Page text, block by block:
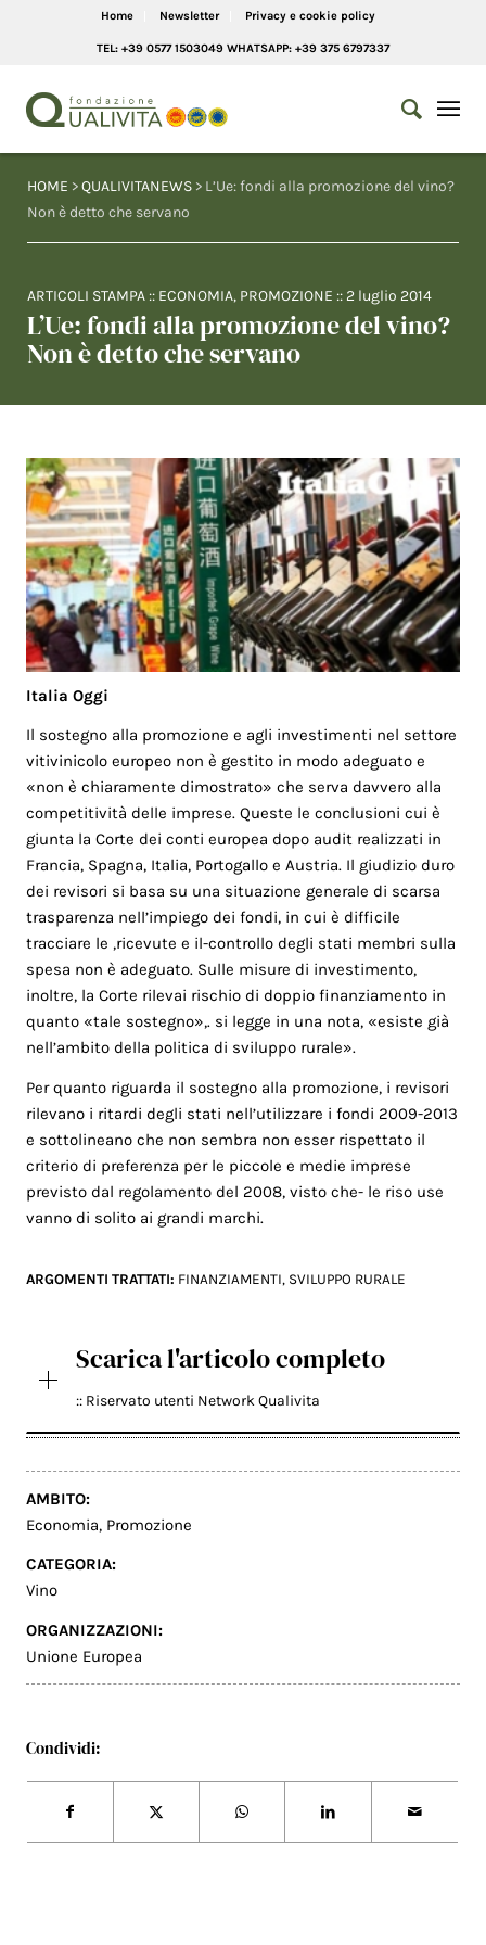
Home Newsletter Privacy e cookie policy
TEL: +39 0577 1503049 WHATSAPP: +39 375 6797337
HOME >QUALIVITANEWS > L’Ue: fondi alla promozione del vino?
Non è detto che servano
ARTICOLI STAMPA :: ECONOMIA, PROMOZIONE :: 2 luglio 2014
L’Ue: fondi alla promozione del vino?
Non è detto che servano
Italia Oggi
Il sostegno alla promozione e agli investimenti nel settore
vitivinicolo europeo non è gestito in modo adeguato e
«non è chiaramente dimostrato» che serva davvero alla
competitività delle imprese. Queste le conclusioni cui è
giunta la Corte dei conti europea dopo audit realizzati in
Francia, Spagna, Italia, Portogallo e Austria. Il giudizio duro
dei revisori si basa su una situazione generale di scarsa
trasparenza nell’impiego dei fondi, in cui è difficile
tracciare le ,ricevute e il-controllo degli stati membri sulla
spesa non è adeguato. Sulle misure di investimento,
inoltre, la Corte rilevai rischio di doppio finanziamento in
quanto «tale sostegno»,. si legge in una nota, «esiste già
nell’ambito della politica di sviluppo rurale».
Per quanto riguarda il sostegno alla promozione, i revisori
rilevano i ritardi degli stati nell’utilizzare i fondi 2009-2013
e sottolineano che non sembra non esser rispettato il
criterio di preferenza per le piccole e medie imprese
previsto dal regolamento del 2008, visto che- le riso use
vanno di solito ai grandi marchi.
ARGOMENTI TRATTATI: FINANZIAMENTI, SVILUPPO RURALE
Scarica l'articolo completo
:: Riservato utenti Network Qualivita
AMBITO:
Economia, Promozione
CATEGORIA:
Vino
ORGANIZZAZIONI:
Unione Europea
Condividi: